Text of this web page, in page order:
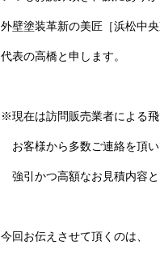
外壁塗装革新の美匠［浜松中
代表の高橋と申します。
※現在は訪問販売業者による
お客様から多数ご連絡を頂い
強引かつ高額なお見積内容と
今回お伝えさせて頂くのは、